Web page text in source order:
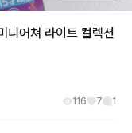
니어쳐 라이트 컬렉션
116 7 1